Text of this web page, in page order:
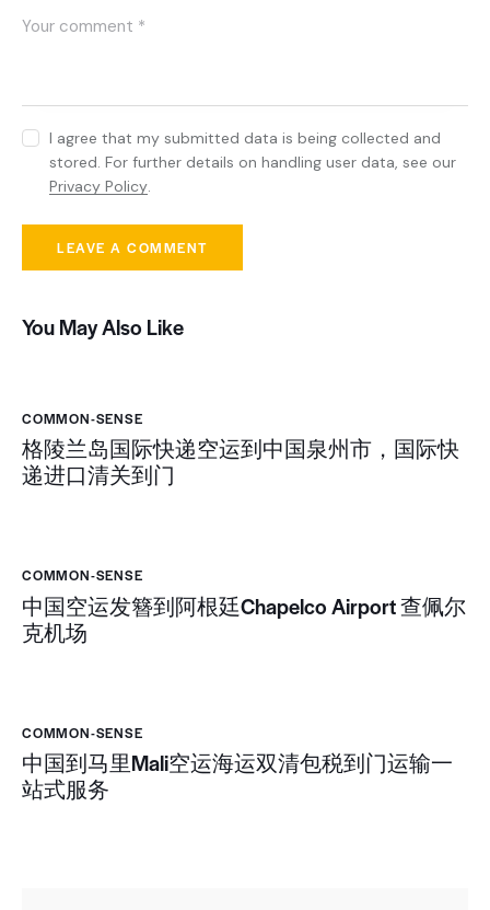
I agree that my submitted data is being collected and
stored. For further details on handling user data, see our
Privacy Policy
You May Also Like
COMMON-SENSE
格陵兰岛国际快递空运到中国泉州市，国际快
递进口清关到门
COMMON-SENSE
中国空运发簪到阿根廷Chapelco Airport 查佩尔
克机场
COMMON-SENSE
中国到马里Mali空运海运双清包税到门运输一
站式服务